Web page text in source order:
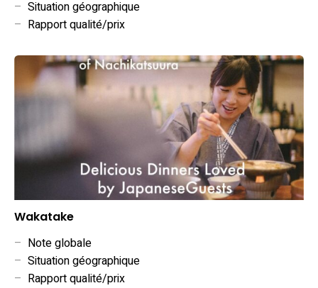
– Situation géographique
– Rapport qualité/prix
Wakatake
– Note globale
– Situation géographique
– Rapport qualité/prix